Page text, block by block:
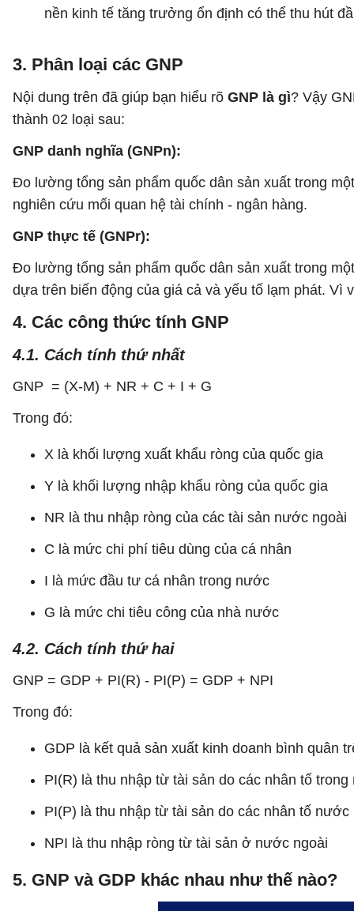
nền kinh tế tăng trưởng ổn định có thể thu hút
3. Phân loại các GNP
Nội dung trên đã giúp bạn hiểu rõ GNP là gì? Vậy
thành 02 loại sau:
GNP danh nghĩa (GNPn):
Đo lường tổng sản phẩm quốc dân sản xuất trong
nghiên cứu mối quan hệ tài chính - ngân hàng.
GNP thực tế (GNPr):
Đo lường tổng sản phẩm quốc dân sản xuất trong
dựa trên biến động của giá cả và yếu tố lạm phát.
4. Các công thức tính GNP
4.1. Cách tính thứ nhất
GNP = (X-M) + NR + C + I + G
Trong đó:
X là khối lượng xuất khẩu ròng của quốc gia
Y là khối lượng nhập khẩu ròng của quốc gia
NR là thu nhập ròng của các tài sản nước ngoài
C là mức chi phí tiêu dùng của cá nhân
I là mức đầu tư cá nhân trong nước
G là mức chi tiêu công của nhà nước
4.2. Cách tính thứ hai
GNP = GDP + PI(R) - PI(P) = GDP + NPI
Trong đó:
GDP là kết quả sản xuất kinh doanh bình quân
PI(R) là thu nhập từ tài sản do các nhân tố
PI(P) là thu nhập từ tài sản do các nhân tố
NPI là thu nhập ròng từ tài sản ở nước ngoài
5. GNP và GDP khác nhau như thế nào?